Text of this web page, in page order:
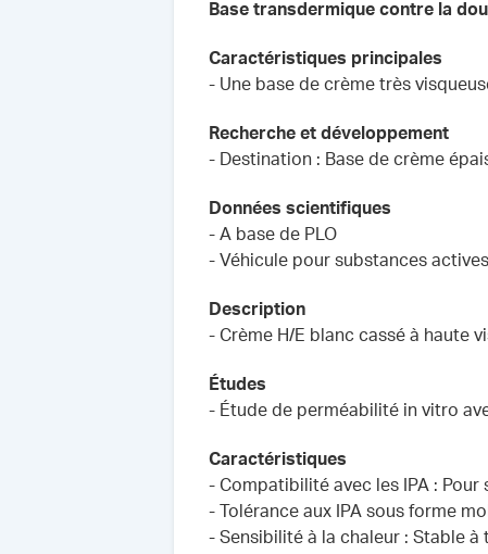
Base transdermique contre la
Caractéristiques principales
- Une base de crème très
Recherche et développement
- Destination : Base de crème
Données scientifiques
- A base de PLO
- Véhicule pour substances
Description
- Crème H/E blanc cassé à haute
Études
- Étude de perméabilité in vitro
Caractéristiques
- Compatibilité avec les IPA :
- Tolérance aux IPA sous forme
- Sensibilité à la chaleur : Stable